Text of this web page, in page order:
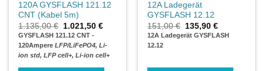
120A GYSFLASH 121.12
CNT (Kabel 5m)
1.135,00€ Ursprünglicher
Preis
war:
1.135,00 €
1.021,50€Aktueller
1.021,50 €.
GYSFLASH 121.12 CNT -
120Ampere LFP/LiFePO4, Li-
ion std, LFP cell+, Li-ion cell+
12A Ladegerät
GYSFLASH 12.12
151,00€ Ursprünglicher
Preis
war:
135,90€Aktueller
Preis
ist:
12A Ladegerät GYSFLASH
12.12